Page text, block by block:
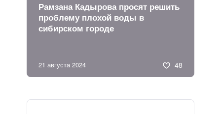
Рамзана Кадырова просят решить
проблему плохой воды в
сибирском городе
21 августа 2024 48